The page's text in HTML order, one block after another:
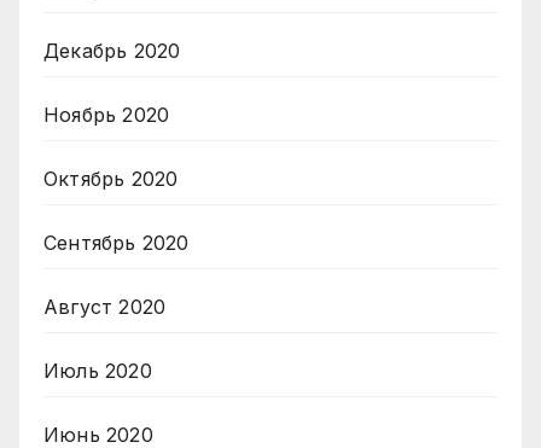
Декабрь 2020
Ноябрь 2020
Октябрь 2020
Сентябрь 2020
Август 2020
Июль 2020
Июнь 2020